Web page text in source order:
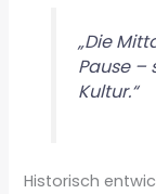
„Die
Pause –
Kultur.“
Historisch